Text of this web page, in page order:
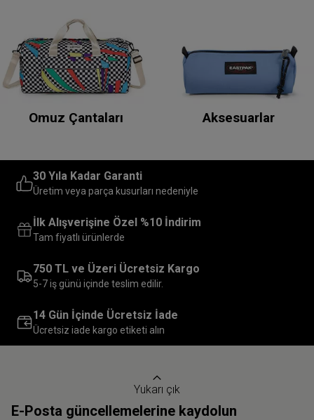
Omuz Çantaları Aksesuarlar
30 Yıla Kadar Garanti
Üretim veya parça kusurları nedeniyle
İlk Alışverişine Özel %10 İndirim
Tam fiyatlı ürünlerde
750 TL ve Üzeri Ücretsiz Kargo
5-7 iş günü içinde teslim edilir.
14 Gün İçinde Ücretsiz İade
Ücretsiz iade kargo etiketi alın
Yukarı çık
E-Posta güncellemelerine kaydolun